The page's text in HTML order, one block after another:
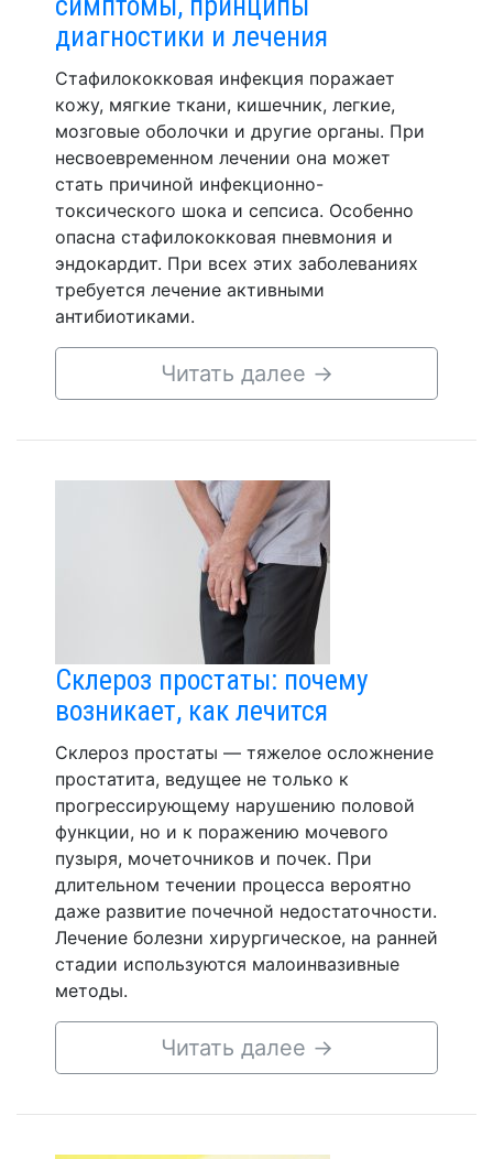
диагностики и лечения
Стафилококковая инфекция поражает
кожу, мягкие ткани, кишечник, легкие,
мозговые оболочки и другие органы. При
несвоевременном лечении она может
стать причиной инфекционно-
токсического шока и сепсиса. Особенно
опасна стафилококковая пневмония и
эндокардит. При всех этих заболеваниях
требуется лечение активными
антибиотиками.
Читать далее →
Склероз простаты: почему
возникает, как лечится
Склероз простаты — тяжелое осложнение
простатита, ведущее не только к
прогрессирующему нарушению половой
функции, но и к поражению мочевого
пузыря, мочеточников и почек. При
длительном течении процесса вероятно
даже развитие почечной недостаточности.
Лечение болезни хирургическое, на ранней
стадии используются малоинвазивные
методы.
Читать далее →